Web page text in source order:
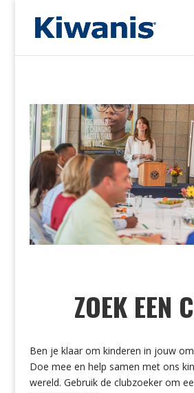
ZOEK EEN
Ben je klaar om kinderen in jouw
Doe mee en help samen met ons
wereld. Gebruik de clubzoeker om